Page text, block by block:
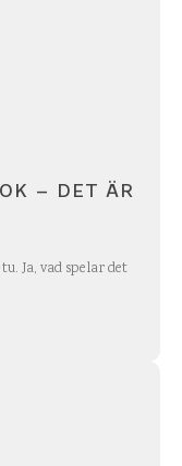
– DET ÄR
Ja, vad spelar det